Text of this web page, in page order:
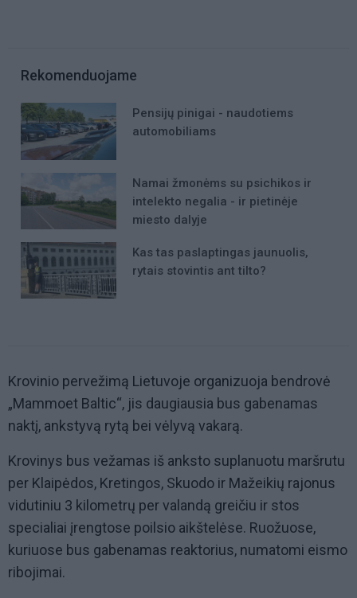
Rekomenduojame
Pensijų pinigai - naudotiems
automobiliams
Namai žmonėms su psichikos ir
intelekto negalia - ir pietinėje
miesto dalyje
Kas tas paslaptingas jaunuolis,
rytais stovintis ant tilto?
Krovinio pervežimą Lietuvoje organizuoja bendrovė
„Mammoet Baltic“, jis daugiausia bus gabenamas
naktį, ankstyvą rytą bei vėlyvą vakarą.
Krovinys bus vežamas iš anksto suplanuotu maršrutu
per Klaipėdos, Kretingos, Skuodo ir Mažeikių rajonus
vidutiniu 3 kilometrų per valandą greičiu ir stos
specialiai įrengtose poilsio aikštelėse. Ruožuose,
kuriuose bus gabenamas reaktorius, numatomi eismo
ribojimai.